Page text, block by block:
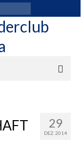
29
DEZ. 2014